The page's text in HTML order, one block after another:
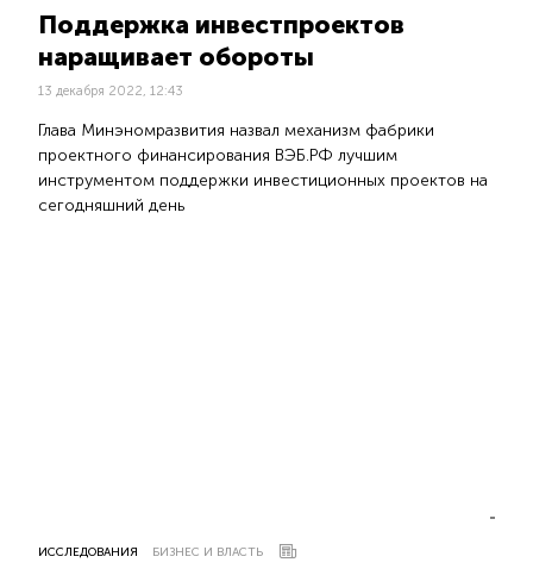
Поддержка инвестпроектов
наращивает обороты
13 декабря 2022, 12:43
Глава Минэномразвития назвал механизм фабрики
проектного финансирования ВЭБ.РФ лучшим
инструментом поддержки инвестиционных проектов на
сегодняшний день
ИССЛЕДОВАНИЯ БИЗНЕС И ВЛАСТЬ